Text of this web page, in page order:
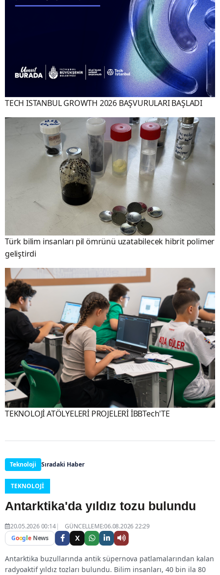
TECH ISTANBUL GROWTH 2026 BAŞVURULARI BAŞLADI
Türk bilim insanları pil ömrünü uzatabilecek hibrit polimer
geliştirdi
TEKNOLOJİ ATÖLYELERİ PROJELERİ İBBTech'TE
Teknoloji Sıradaki Haber
TEKNOLOJI
Antarktika'da yıldız tozu bulundu
20.05.2026 00:14
GÜNCELLEME:06.08.2026 22:29
Google News X
Antarktika buzullarında antik süpernova patlamalarından kalan
radyoaktif yıldız tozları bulundu. Bilim insanları, 40 bin ila 80